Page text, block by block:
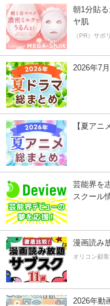
朝1分貼
ヤ肌
（PR）サボ
2026年7
【夏アニ
芸能界を
スクール
漫画読み
オリコン顧
2026年動